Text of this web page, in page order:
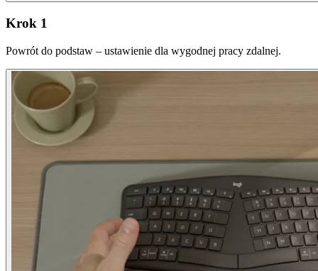
Krok 1
Powrót do podstaw – ustawienie dla wygodnej pracy zdalnej.